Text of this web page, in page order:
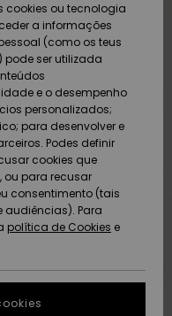
cookies ou tecnologia
a informações
(como os teus
pode ser utilizada
e o desempenho
personalizados;
para desenvolver e
Podes definir
cookies que
ou para recusar
consentimento (tais
audiências). Para
política de Cookies e